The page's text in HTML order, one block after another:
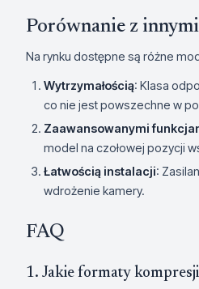
Porównanie z
Na rynku dostępne są różne
Wytrzymałością: Klasa
co nie jest powszechne w
Zaawansowanymi
model na czołowej pozycji
Łatwością instalacji:
wdrożenie kamery.
FAQ
1. Jakie formaty